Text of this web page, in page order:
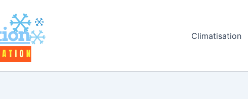
Climatisation